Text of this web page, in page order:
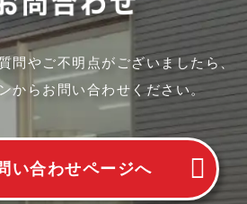
問やご不明点がございましたら、
からお問い合わせください。
い合わせページへ